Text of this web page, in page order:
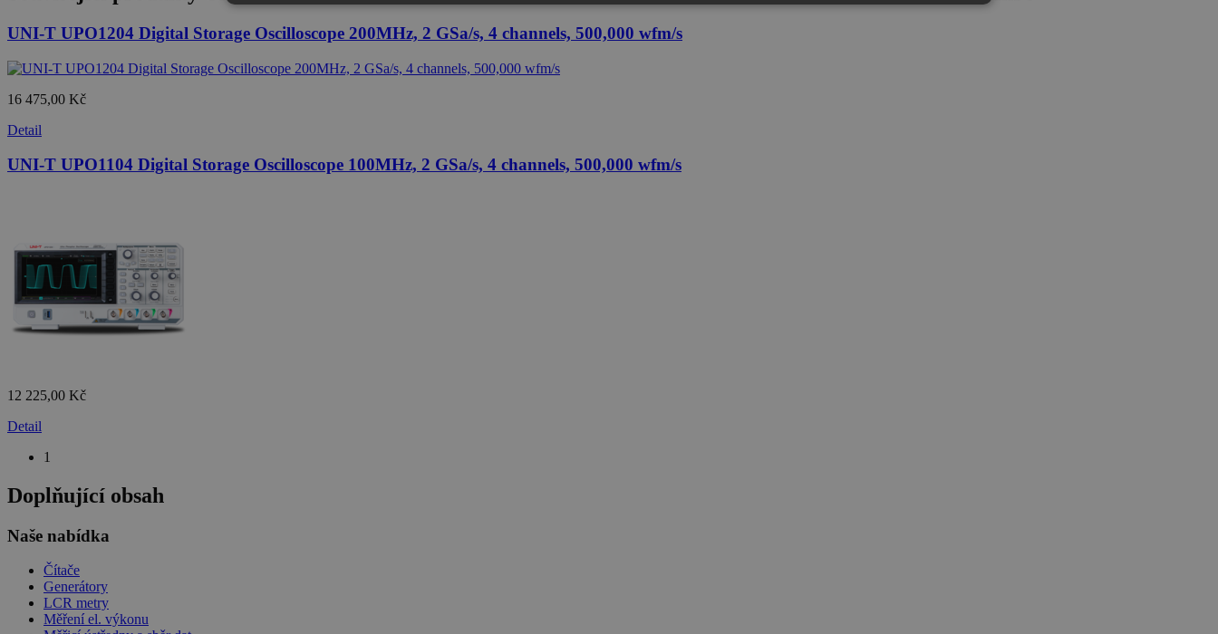
UNI-T UPO1204 Digital Storage Oscilloscope 200MHz, 2 GSa/s, 4 channels, 500,000 wfm/s
16 475,00 Kč
Detail
UNI-T UPO1104 Digital Storage Oscilloscope 100MHz, 2 GSa/s, 4 channels, 500,000 wfm/s
12 225,00 Kč
Detail
1
Doplňující obsah
Naše nabídka
Čítače
Generátory
LCR metry
Měření el. výkonu